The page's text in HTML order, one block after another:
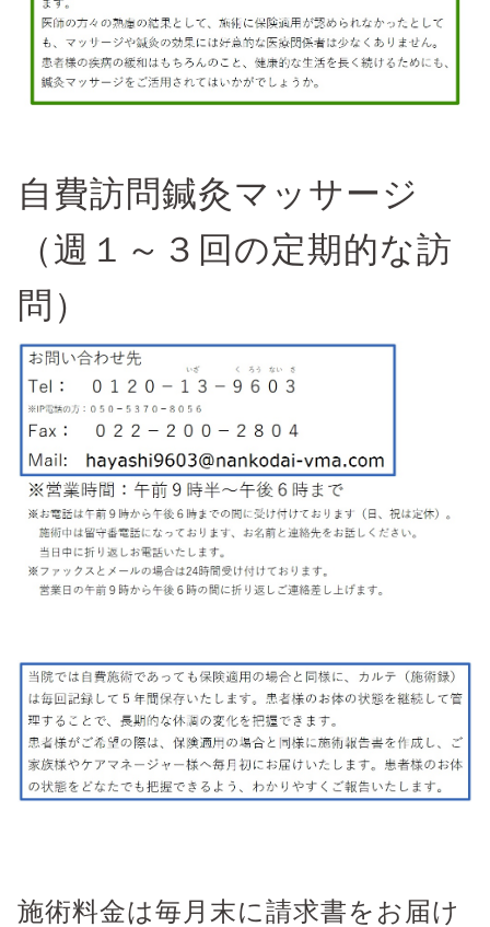
自費訪問鍼灸マッサージ
（週１～３回の定期的な訪
問）
施術料金は毎月末に請求書をお届け